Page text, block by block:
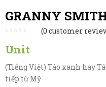
GRANNY
(0 customer
Unit
(Tiếng Việt) Táo xanh hay
tiếp từ Mỹ